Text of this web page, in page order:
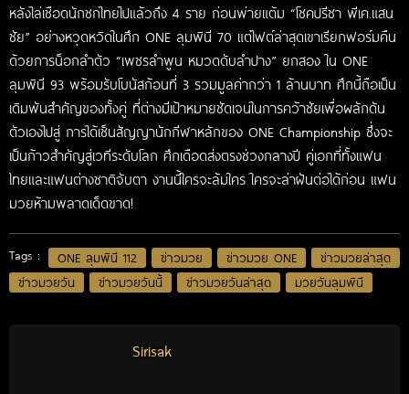
หลังไล่เชือดนักชกไทยไปแล้วถึง 4 ราย ก่อนพ่ายแต้ม “โชคปรีชา พีเค.แสน
ชัย” อย่างหวุดหวิดในศึก ONE ลุมพินี 70 แต่ไฟต์ล่าสุดเขาเรียกฟอร์มคืน
ด้วยการน็อกลำตัว “เพชรลำพูน หมวดดับลำปาง” ยกสอง ใน ONE
ลุมพินี 93 พร้อมรับโบนัสก้อนที่ 3 รวมมูลค่ากว่า 1 ล้านบาท ศึกนี้ถือเป็น
เดิมพันสำคัญของทั้งคู่ ที่ต่างมีเป้าหมายชัดเจนในการคว้าชัยเพื่อผลักดัน
ตัวเองไปสู่ การได้เซ็นสัญญานักกีฬาหลักของ ONE Championship ซึ่งจะ
เป็นก้าวสำคัญสู่เวทีระดับโลก ศึกเดือดส่งตรงช่วงกลางปี คู่เอกที่ทั้งแฟน
ไทยและแฟนต่างชาติจับตา งานนี้ใครจะล้มใคร ใครจะล่าฝันต่อได้ก่อน แฟน
มวยห้ามพลาดเด็ดขาด!
Tags : ONE ลุมพินี 112 ข่าวมวย ข่าวมวย ONE
ข่าวมวยล่าสุด
ข่าวมวยวัน
ข่าวมวยวันนี้ ข่าวมวยวันล่าสุด มวยวันลุมพินี
Sirisak